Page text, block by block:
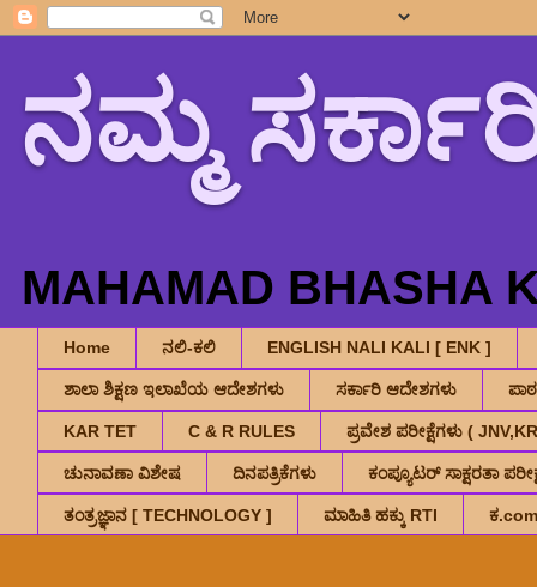
ನಮ್ಮ
MAHAMAD BHASHA
Home ನಲಿ-ಕಲಿ ENGLISH NALI KALI [ ENK ]
ಶಾಲಾ ಶಿಕ್ಷಣ ಇಲಾಖೆಯ ಆದೇಶಗಳು ಸರ್ಕಾರಿ ಆದೇಶಗಳು
KAR TET C & R RULES ಪ್ರವೇಶ ಪರೀಕ್ಷೆಗಳು (
ಚುನಾವಣಾ ವಿಶೇಷ ದಿನಪತ್ರಿಕೆಗಳು ಕಂಪ್ಯೂಟರ್ ಸಾಕ್ಷರತಾ
ತಂತ್ರಜ್ಞಾನ [ TECHNOLOGY ] ಮಾಹಿತಿ ಹಕ್ಕು RTI ಕ.com